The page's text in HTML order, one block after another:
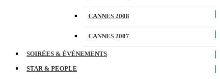
CANNES 2008
CANNES 2007
SOIRÉES & ÉVÉNEMENTS
STAR & PEOPLE